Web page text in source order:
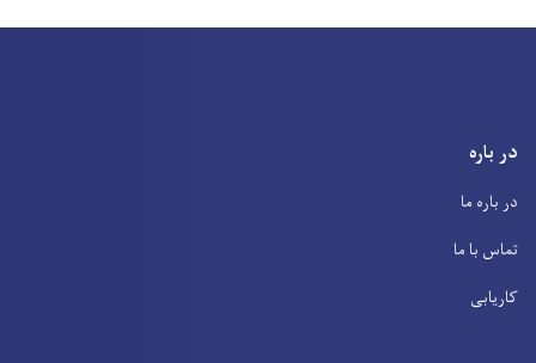
در باره
در باره ما
تماس با ما
کاریابی